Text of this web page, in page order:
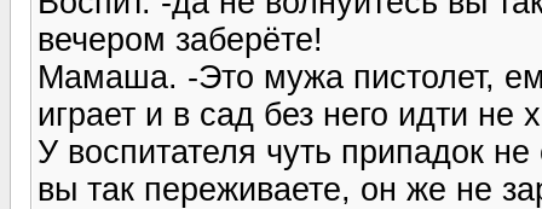
вечером заберёте!
Мамаша. -Это мужа пистолет,
играет и в сад без него идти не
У воспитателя чуть припадок
вы так переживаете, он же не